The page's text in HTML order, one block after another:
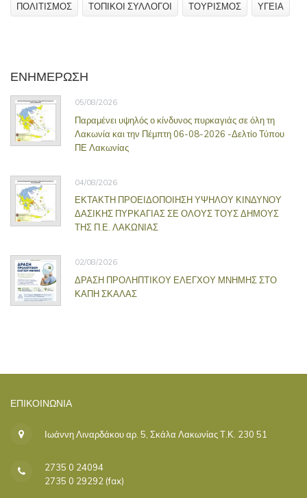
ΠΟΛΙΤΙΣΜΟΣ ΤΟΠΙΚΟΙ ΣΥΛΛΟΓΟΙ ΤΟΥΡΙΣΜΟΣ ΥΓΕΙΑ
ΕΝΗΜΕΡΩΣΗ
05/08/2026
Παραμένει υψηλός ο κίνδυνος πυρκαγιάς σε όλη τη
Λακωνία και την Πέμπτη 06-08-2026 -Δελτίο Τύπου
ΠΕ Λακωνίας
04/08/2026
ΕΚΤΑΚΤΗ ΠΡΟΕΙΔΟΠΟΙΗΣΗ ΥΨΗΛΟΥ ΚΙΝΔΥΝΟΥ
ΔΑΣΙΚΗΣ ΠΥΡΚΑΓΙΑΣ ΣΕ ΟΛΟΥΣ ΤΟΥΣ ΔΗΜΟΥΣ
ΤΗΣ Π.Ε. ΛΑΚΩΝΙΑΣ
02/08/2026
ΔΡΑΣΗ ΠΡΟΛΗΠΤΙΚΟΥ ΕΛΕΓΧΟΥ ΜΝΗΜΗΣ ΣΤΟ
ΚΑΠΗ ΣΚΑΛΑΣ
ΕΠΙΚΟΙΝΩΝΊΑ
Ιωάννη Λιναρδάκου αρ. 5, Σκάλα Λακωνίας Τ.Κ. 230 51
2735 0 24094
2735 0 29292 (fax)